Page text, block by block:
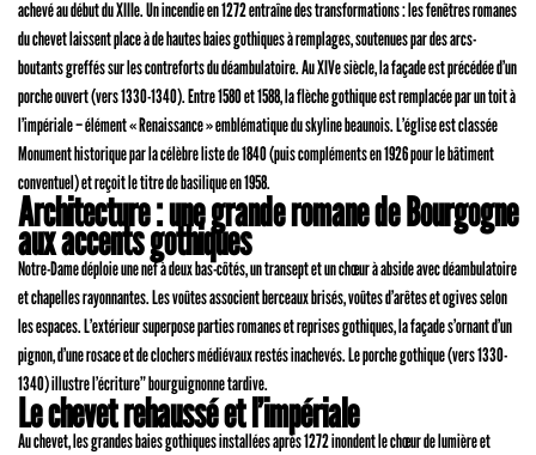
achevé au début du XIIIe. Un incendie en 1272 entraîne des transformations : les fenêtres romanes
du chevet laissent place à de hautes baies gothiques à remplages, soutenues par des arcs-
boutants greffés sur les contreforts du déambulatoire. Au XIVe siècle, la façade est précédée d’un
porche ouvert (vers 1330-1340). Entre 1580 et 1588, la flèche gothique est remplacée par un toit à
l’impériale – élément « Renaissance » emblématique du skyline beaunois. L’église est classée
Monument historique par la célèbre liste de 1840 (puis compléments en 1926 pour le bâtiment
conventuel) et reçoit le titre de basilique en 1958.
Architecture : une grande romane de Bourgogne
aux accents gothiques
Notre-Dame déploie une nef à deux bas-côtés, un transept et un chœur à abside avec déambulatoire
et chapelles rayonnantes. Les voûtes associent berceaux brisés, voûtes d’arêtes et ogives selon
les espaces. L’extérieur superpose parties romanes et reprises gothiques, la façade s’ornant d’un
pignon, d’une rosace et de clochers médiévaux restés inachevés. Le porche gothique (vers 1330-
1340) illustre l’écriture” bourguignonne tardive.
Le chevet rehaussé et l’impériale
Au chevet, les grandes baies gothiques installées après 1272 inondent le chœur de lumière et